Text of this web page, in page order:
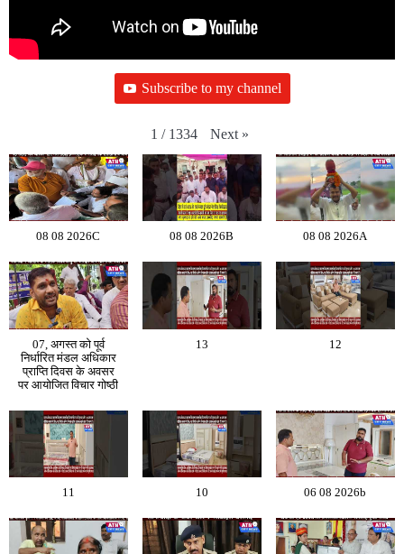
Subscribe to my channel
1 / 1334 Next »
08 08 2026C 08 08 2026B 08 08 2026A
07, अगस्त को पूर्व
निर्धारित मंडल अधिकार
प्राप्ति दिवस के अवसर
पर आयोजित विचार गोष्ठी
13 12
11 10 06 08 2026b